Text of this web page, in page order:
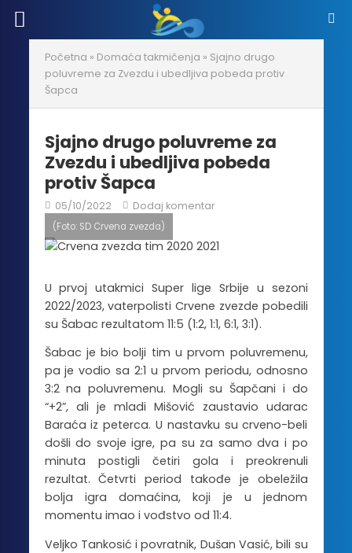
Početna » Domaća takmičenja » Sjajno drugo
poluvreme za Zvezdu i ubedljiva pobeda protiv
Šapca
Sjajno drugo poluvreme za
Zvezdu i ubedljiva pobeda
protiv Šapca
05/10/2022 Dodaj komentar
(Foto: SD Crvena zvezda)
U prvoj utakmici Super lige Srbije u sezoni
2022/2023, vaterpolisti Crvene zvezde pobedili
su Šabac rezultatom 11:5 (1:2, 1:1, 6:1, 3:1).
Šabac je bio bolji tim u prvom poluvremenu,
pa je vodio sa 2:1 u prvom periodu, odnosno
3:2 na poluvremenu. Mogli su Šapčani i do
“+2”, ali je mladi Mišović zaustavio udarac
Baraća iz peterca. U nastavku su crveno-beli
došli do svoje igre, pa su za samo dva i po
minuta postigli četiri gola i preokrenuli
rezultat. Četvrti period takođe je obeležila
bolja igra domaćina, koji je u jednom
momentu imao i vođstvo od 11:4.
Veljko Tankosić i povratnik, Dušan Vasić, bili su